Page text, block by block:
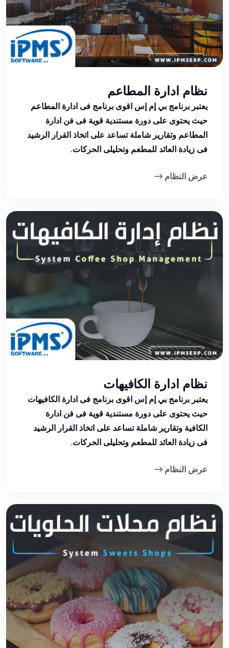
نظام ادارة المطاعم
يعتبر برنامج بي إم إس اقوى برنامج فى ادارة المطاعم
حيث يحتوى على دورة مستندية قوية فى فن ادارة
المطاعم وتقارير شاملة تساعد على اتخاذ القرار الرشيد
فى زيادة العائد للمطعم وتحليلى الحركات.
عرض النظام
نظام ادارة الكافيهات
يعتبر برنامج بي إم إس اقوى برنامج فى ادارة الكافيهات
حيث يحتوى على دورة مستندية قوية فى فن ادارة
الكافية وتقارير شاملة تساعد على اتخاذ القرار الرشيد
فى زيادة العائد للمطعم وتحليلى الحركات.
عرض النظام